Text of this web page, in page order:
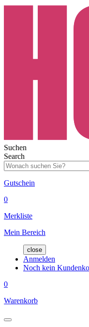
Suchen
Search
Gutschein
0
Merkliste
Mein Bereich
close
Anmelden
Noch kein
0
Warenkorb